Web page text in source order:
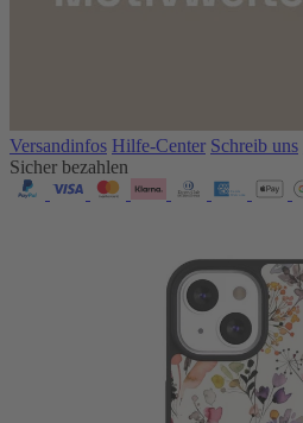
Versandinfos Hilfe-Center Schreib uns
Sicher bezahlen